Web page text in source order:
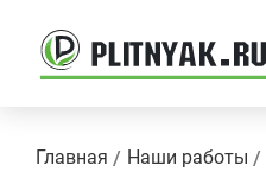
Главная Наши работы